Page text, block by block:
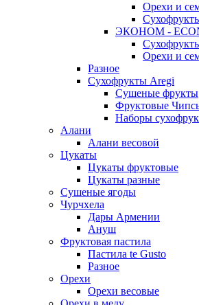
Орехи и
ЭКОНОМ -
Орехи и
Разное
Сухофрукты Aregi
Сушеные фрукты
Фруктовые
Наборы
Алани
Алани весовой
Цукаты
Цукаты фруктовые
Цукаты разные
Сушеные ягоды
Чурчхела
Дары Армении
Ануш
Фруктовая пастила
Пастила te Gusto
Разное
Орехи
Орехи весовые